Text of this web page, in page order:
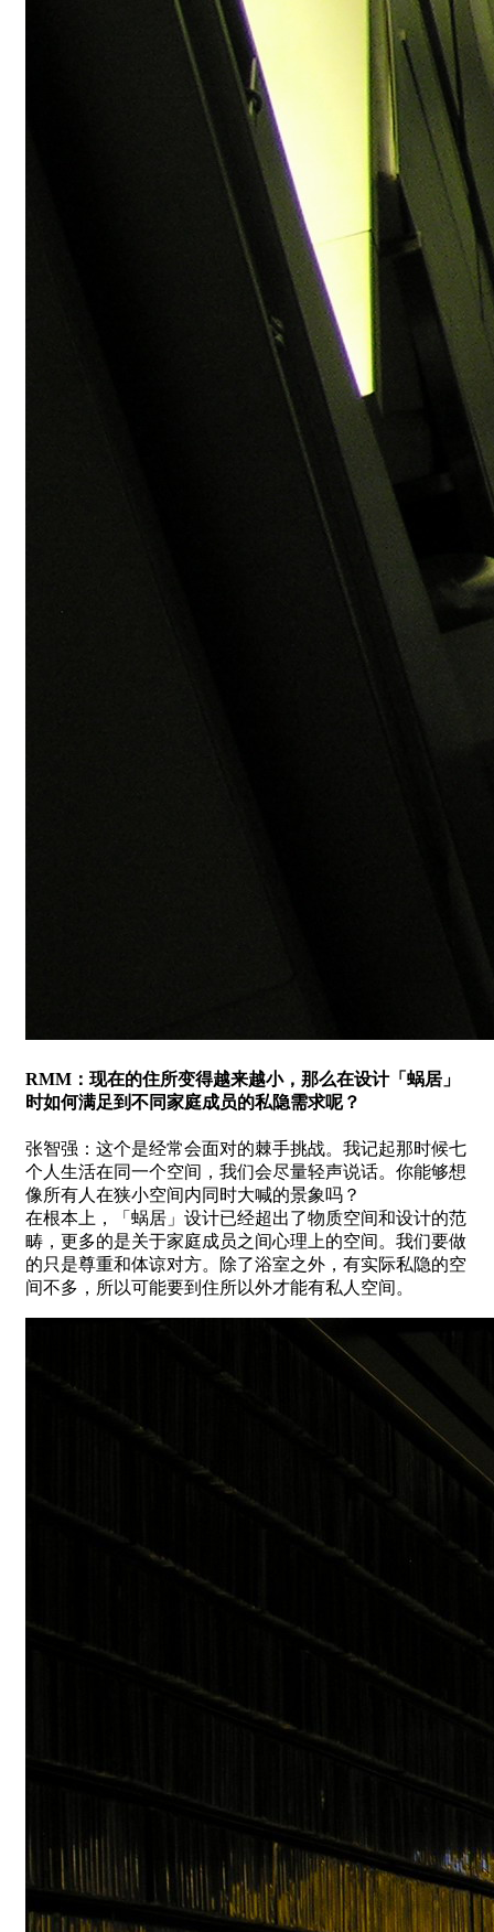
RMM：现在的住所变得越来越小，那么在设计「蜗居」
时如何满足到不同家庭成员的私隐需求呢？
张智强：这个是经常会面对的棘手挑战。我记起那时候七
个人生活在同一个空间，我们会尽量轻声说话。你能够想
像所有人在狭小空间内同时大喊的景象吗？
在根本上，「蜗居」设计已经超出了物质空间和设计的范
畴，更多的是关于家庭成员之间心理上的空间。我们要做
的只是尊重和体谅对方。除了浴室之外，有实际私隐的空
间不多，所以可能要到住所以外才能有私人空间。